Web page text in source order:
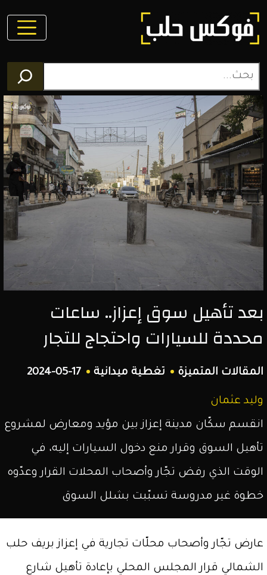
فوكس
حلب
مجلة
الكترونية
تغطي
أخبار
محافظة
حلب
وعموم
الشمال
السوري.
بعد تأهيل سوق إعزاز.. ساعات
محددة للسيارات واحتجاج للتجار
المقالات المتميزة تغطية ميدانية 2024-05-17
وليد عثمان
انقسم سكّان مدينة إعزاز بين مؤيد ومعارض لمشروع
تأهيل السوق وقرار منع دخول السيارات إليه، في
الوقت الذي رفض تجّار وأصحاب المحلات القرار وعدّوه
خطوة غير مدروسة تسبّبت بشلل السوق
عارض تجّار وأصحاب محلّات تجارية في إعزاز بريف حلب
الشمالي قرار المجلس المحلي بإعادة تأهيل شارع